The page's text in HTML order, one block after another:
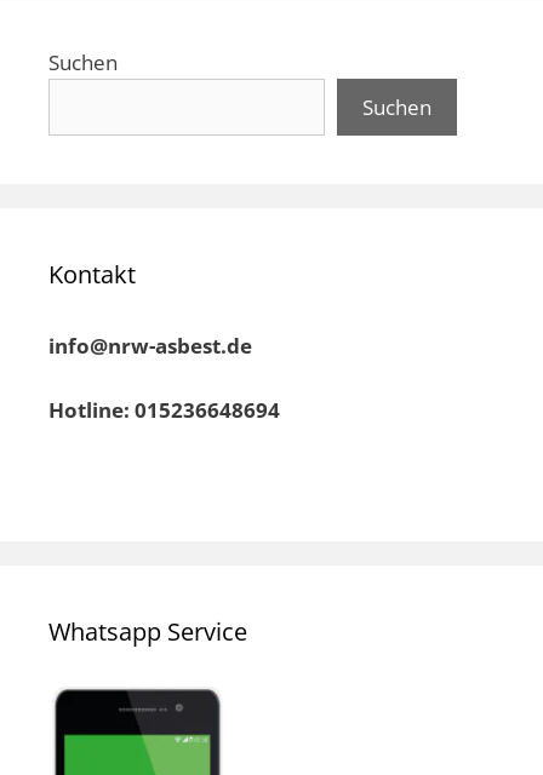
Suchen
Suchen
Kontakt
info@nrw-asbest.de
Hotline: 015236648694
Whatsapp Service